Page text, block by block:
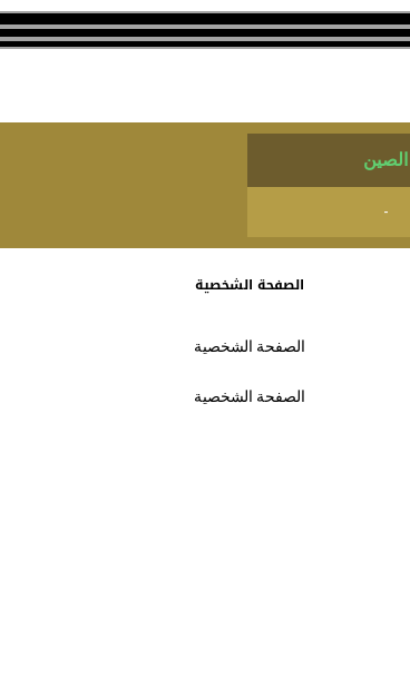
الصين
-
الصفحة الشخصية
الصفحة الشخصية
الصفحة الشخصية